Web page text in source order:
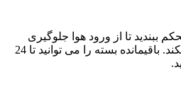
ببندید تا از ورود هوا جلوگیری
شود و عطر و طعمش تغییر نکند. باقیمانده بسته را می توانید تا 24